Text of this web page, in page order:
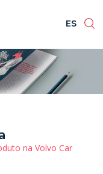
ES
PT
na Volvo Car